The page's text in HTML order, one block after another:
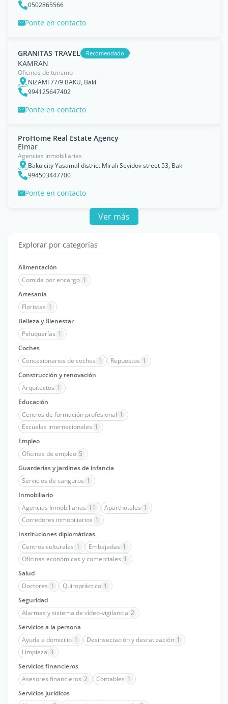
0502865566
Ponte en contacto
GRANITAS TRAVEL Recomendado
KAMRAN
Oficinas de turismo
NIZAMI 77/9 BAKU, Baki
994125647402
Ponte en contacto
ProHome Real Estate Agency
Elmar
Agencias Inmobiliarias
Baku city Yasamal district Mirali Seyidov street 53, Baki
994503447700
Ponte en contacto
Ver más
Explorar por categorías
Alimentación
Comida por encargo 1
Artesanía
Floristas 1
Belleza y Bienestar
Peluquerías 1
Coches
Concesionarios de coches 1 Repuestos 1
Construcción y renovación
Arquitectos 1
Educación
Centros de formación profesional 1
Escuelas internacionales 1
Empleo
Oficinas de empleo 5
Guarderias y jardines de infancia
Servicios de canguros 1
Inmobiliario
Agencias Inmobiliarias 11 Aparthoteles 1
Corredores inmobiliarios 1
Instituciones diplomáticas
Centros culturales 1 Embajadas 1
Oficinas económicas y comerciales 1
Salud
Doctores 1 Quiropráctico 1
Seguridad
Alarmas y sistema de vídeo-vigilancia 2
Servicios a la persona
Ayuda a domicilio 1 Desinsectación y desratización 1
Limpieza 3
Servicios financieros
Asesores financieros 2 Contables 1
Servicios jurídicos